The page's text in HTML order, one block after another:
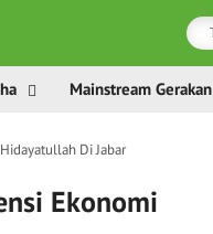
Mainstream Gerakan
Di Jabar
Ekonomi